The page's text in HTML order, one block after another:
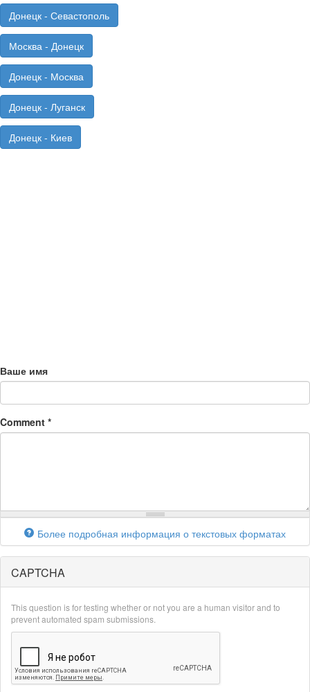
Донецк - Севастополь
Москва - Донецк
Донецк - Москва
Донецк - Луганск
Донецк - Киев
Ваше имя
Comment *
Более подробная информация о текстовых форматах
CAPTCHA
This question is for testing whether or not you are a human visitor and to
prevent automated spam submissions.